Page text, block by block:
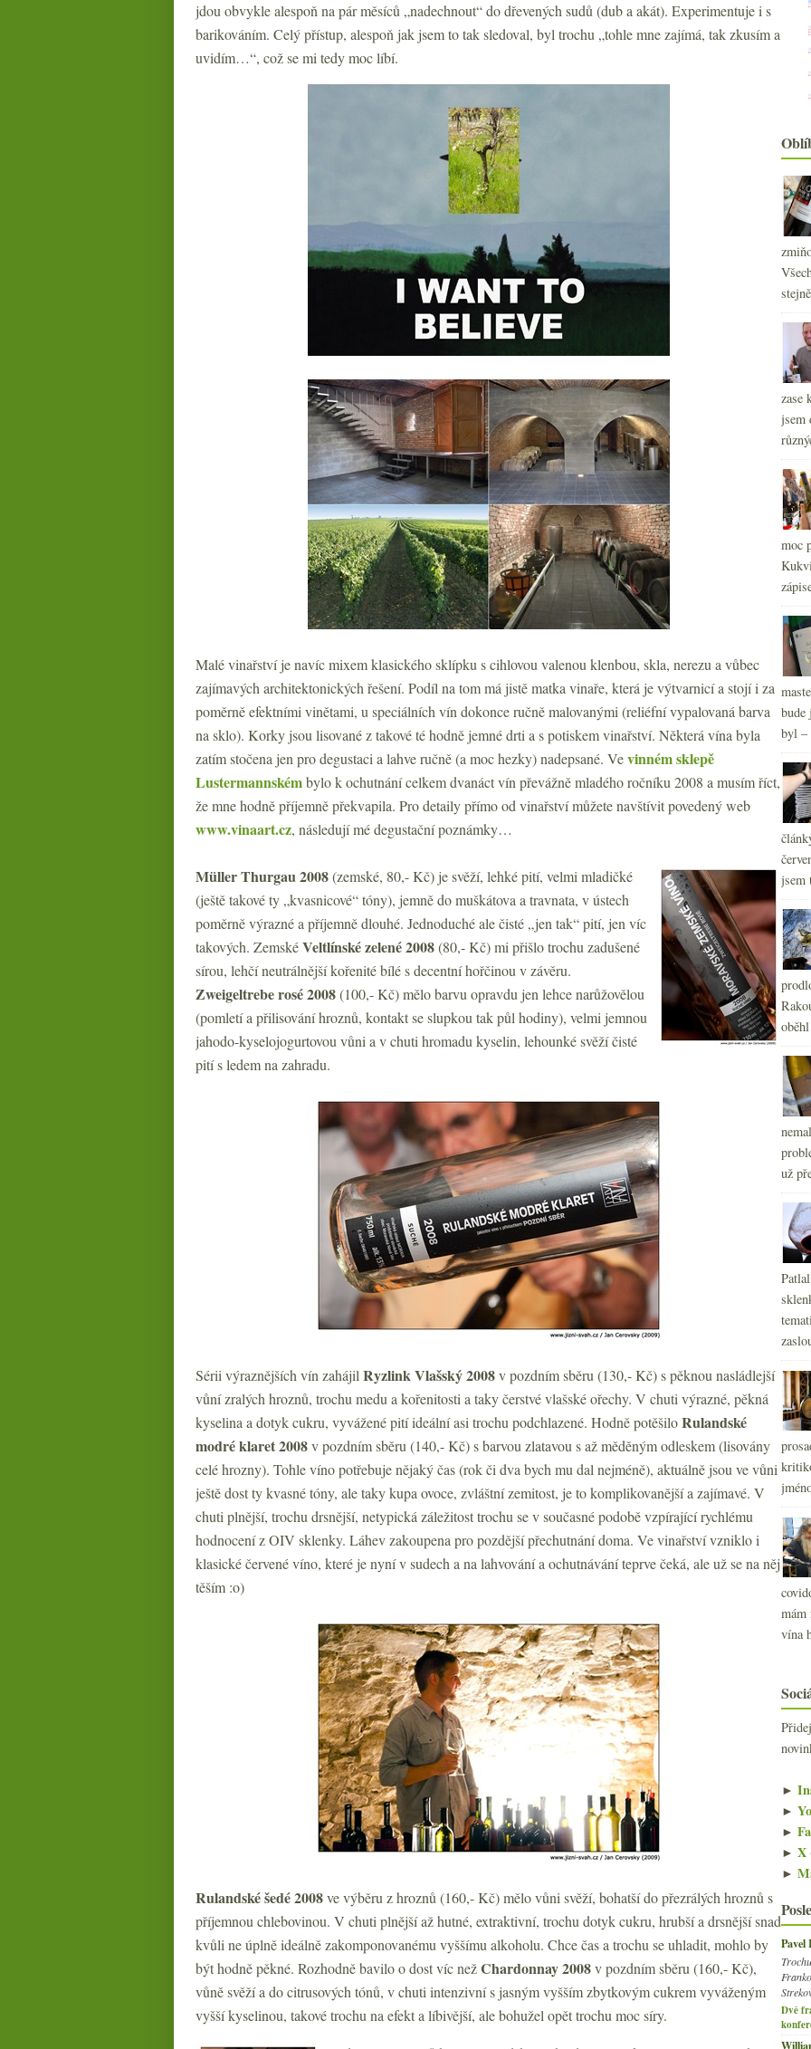
jdou obvykle alespoň na pár měsíců „nadechnout“ do dřevených sudů (dub a akát). Experimentuje i s
barikováním. Celý přístup, alespoň jak jsem to tak sledoval, byl trochu „tohle mne zajímá, tak zkusím a
uvidím…“, což se mi tedy moc líbí.
Malé vinařství je navíc mixem klasického sklípku s cihlovou valenou klenbou, skla, nerezu a vůbec
zajímavých architektonických řešení. Podíl na tom má jistě matka vinaře, která je výtvarnicí a stojí i za
poměrně efektními vinětami, u speciálních vín dokonce ručně malovanými (reliéfní vypalovaná barva
na sklo). Korky jsou lisované z takové té hodně jemné drti a s potiskem vinařství. Některá vína byla
zatím stočena jen pro degustaci a lahve ručně (a moc hezky) nadepsané. Vevinném sklepě
Lustermannskémbylo k ochutnání celkem dvanáct vín převážně mladého ročníku 2008 a musím říct,
že mne hodně příjemně překvapila. Pro detaily přímo od vinařství můžete navštívit povedený web
www.vinaart.cz, následují mé degustační poznámky…
Müller Thurgau 2008(zemské, 80,- Kč) je svěží, lehké pití, velmi mladičké
(ještě takové ty „kvasnicové“ tóny), jemně do muškátova a travnata, v ústech
poměrně výrazné a příjemně dlouhé. Jednoduché ale čisté „jen tak“ pití, jen víc
takových. ZemskéVeltlínské zelené 2008(80,- Kč) mi přišlo trochu zadušené
sírou, lehčí neutrálnější kořenité bílé s decentní hořčinou v závěru.
Zweigeltrebe rosé 2008(100,- Kč) mělo barvu opravdu jen lehce narůžovělou
(pomletí a přilisování hroznů, kontakt se slupkou tak půl hodiny), velmi jemnou
jahodo-kyselojogurtovou vůni a v chuti hromadu kyselin, lehounké svěží čisté
pití s ledem na zahradu.
Sérii výraznějších vín zahájil Ryzlink Vlašský 2008v pozdním sběru (130,- Kč) s pěknou nasládlejší
vůní zralých hroznů, trochu medu a kořenitosti a taky čerstvé vlašské ořechy. V chuti výrazné, pěkná
kyselina a dotyk cukru, vyvážené pití ideální asi trochu podchlazené. Hodně potěšiloRulandské
modré klaret 2008v pozdním sběru (140,- Kč) s barvou zlatavou s až měděným odleskem (lisovány
celé hrozny). Tohle víno potřebuje nějaký čas (rok či dva bych mu dal nejméně), aktuálně jsou ve vůni
ještě dost ty kvasné tóny, ale taky kupa ovoce, zvláštní zemitost, je to komplikovanější a zajímavé. V
chuti plnější, trochu drsnější, netypická záležitost trochu se v současné podobě vzpírající rychlému
hodnocení z OIV sklenky. Láhev zakoupena pro pozdější přechutnání doma. Ve vinařství vzniklo i
klasické červené víno, které je nyní v sudech a na lahvování a ochutnávání teprve čeká, ale už se na něj
těším :o)
Rulandské šedé 2008ve výběru z hroznů (160,- Kč) mělo vůni svěží, bohatší do přezrálých hroznů s
příjemnou chlebovinou. V chuti plnější až hutné, extraktivní, trochu dotyk cukru, hrubší a drsnější snad
kvůli ne úplně ideálně zakomponovanému vyššímu alkoholu. Chce čas a trochu se uhladit, mohlo by
být hodně pěkné. Rozhodně bavilo o dost víc nežChardonnay 2008v pozdním sběru (160,- Kč),
vůně svěží a do citrusových tónů, v chuti intenzivní s jasným vyšším zbytkovým cukrem vyváženým
vyšší kyselinou, takové trochu na efekt a líbivější, ale bohužel opět trochu moc síry.
►
►
zase
jsem
moc
bude
byl –
jsem
už
mám
vína
►
►
►
► X
►
Pavel
Dvě